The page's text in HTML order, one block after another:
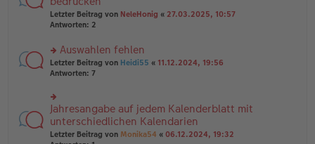
ger
B
ei
a
g
el
es
e
er
B
ei
tr
g
r
u
n
el
es
e
er
B
ei
tr
a
Letzter Beitrag von NeleHonig « 27.03.2025, 10:57
Antworten: 2
rs
te
u
n
g
el
es
Auswahlen fehlen
Letzter Beitrag von Heidi55 « 11.12.2024, 19:56
Antworten: 7
rs
te
r
u
Jahresangabe auf jedem Kalenderblatt mit
unterschiedlichen Kalendarien
Letzter Beitrag von Monika54 « 06.12.2024, 19:32